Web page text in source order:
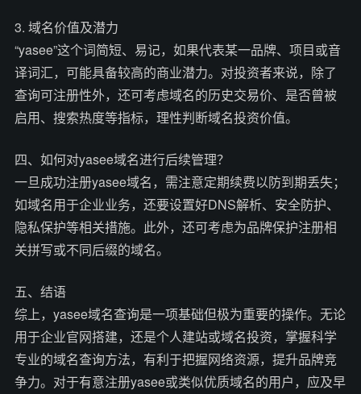
3. 域名价值及潜力
“yasee”这个词简短、易记，如果代表某一品牌、项目或音
译词汇，可能具备较高的商业潜力。对投资者来说，除了
查询可注册性外，还可考虑域名的历史交易价、是否曾被
启用、搜索热度等指标，理性判断域名投资价值。
四、如何对yasee域名进行后续管理？
一旦成功注册yasee域名，需注意定期续费以防到期丢失；
如域名用于企业业务，还要设置好DNS解析、安全防护、
隐私保护等相关措施。此外，还可考虑为品牌保护注册相
关拼写或不同后缀的域名。
五、结语
综上，yasee域名查询是一项基础但极为重要的操作。无论
用于企业官网搭建，还是个人建站或域名投资，掌握科学
专业的域名查询方法，有利于把握网络资源，提升品牌竞
争力。对于有意注册yasee或类似优质域名的用户，应及早